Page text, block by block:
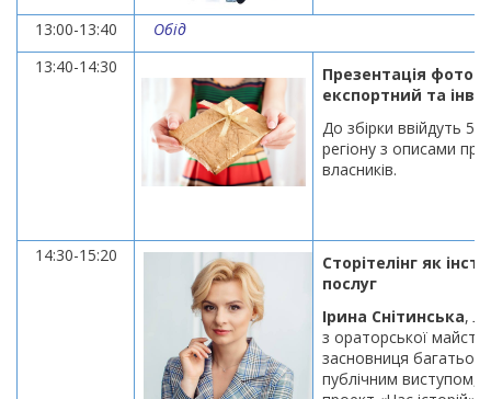
13:00-13:40
Обід
13:40-14:30
Презентація
експортний та
До збірки ввійдуть 50
регіону з описами
власників.
14:30-15:20
Сторітелінг як
послуг
Ірина Снітинська,
з ораторської
засновниця багатьох
публічним виступом,